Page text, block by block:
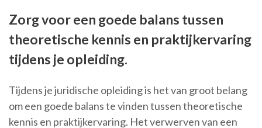
Zorg voor een goede balans tussen
theoretische kennis en praktijkervaring
tijdens je opleiding.
Tijdens je juridische opleiding is het van groot belang
om een goede balans te vinden tussen theoretische
kennis en praktijkervaring. Het verwerven van een